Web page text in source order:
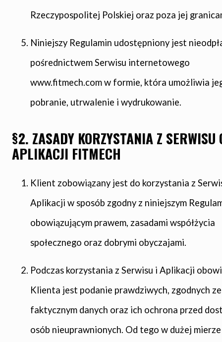
Rzeczypospolitej Polskiej oraz poza jej
Niniejszy Regulamin udostępniony jest
pośrednictwem Serwisu internetowego
www.fitmech.com w formie, która umożliwia
pobranie, utrwalenie i wydrukowanie.
§2. ZASADY KORZYSTANIA Z SERWISU
APLIKACJI FITMECH
Klient zobowiązany jest do korzystania z
Aplikacji w sposób zgodny z niniejszym
obowiązującym prawem, zasadami współżycia
społecznego oraz dobrymi obyczajami.
Podczas korzystania z Serwisu i Aplikacji
Klienta jest podanie prawdziwych, zgodnych
faktycznym danych oraz ich ochrona przed
osób nieuprawnionych. Od tego w dużej